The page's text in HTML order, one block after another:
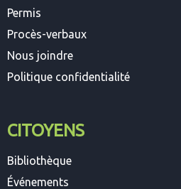
Permis
Procès-verbaux
Nous joindre
Politique confidentialité
CITOYENS
Bibliothèque
Événements